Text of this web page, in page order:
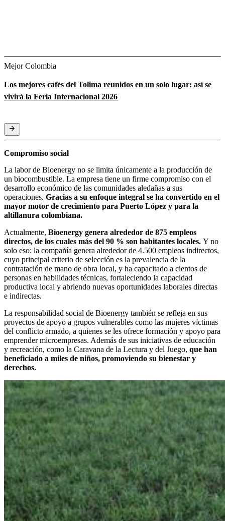
Mejor Colombia
Los mejores cafés del Tolima reunidos en un solo lugar: así se
vivirá la Feria Internacional 2026
Compromiso social
La labor de Bioenergy no se limita únicamente a la producción de
un biocombustible. La empresa tiene un firme compromiso con el
desarrollo económico de las comunidades aledañas a sus
operaciones. Gracias a su enfoque integral se ha convertido en el
mayor motor de crecimiento para Puerto López y para la
altillanura colombiana.
Actualmente, Bioenergy genera alrededor de 875 empleos
directos, de los cuales más del 90 % son habitantes locales. Y no
solo eso: la compañía genera alrededor de 4.500 empleos indirectos,
cuyo principal criterio de selección es la prevalencia de la
contratación de mano de obra local, y ha capacitado a cientos de
personas en habilidades técnicas, fortaleciendo la capacidad
productiva local y abriendo nuevas oportunidades laborales directas
e indirectas.
La responsabilidad social de Bioenergy también se refleja en sus
proyectos de apoyo a grupos vulnerables como las mujeres víctimas
del conflicto armado, a quienes se les ofrece formación y apoyo para
emprender microempresas. Además de sus iniciativas de educación
y recreación, como la Caravana de la Lectura y del Juego, que han
beneficiado a miles de niños, promoviendo su bienestar y
derechos.